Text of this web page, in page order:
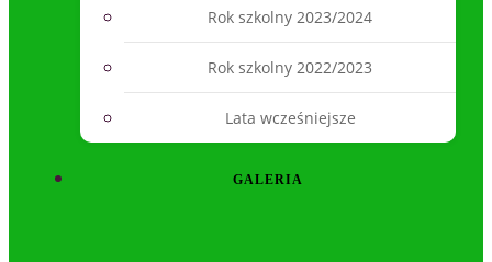
Rok szkolny 2023/2024
Rok szkolny 2022/2023
Lata wcześniejsze
GALERIA